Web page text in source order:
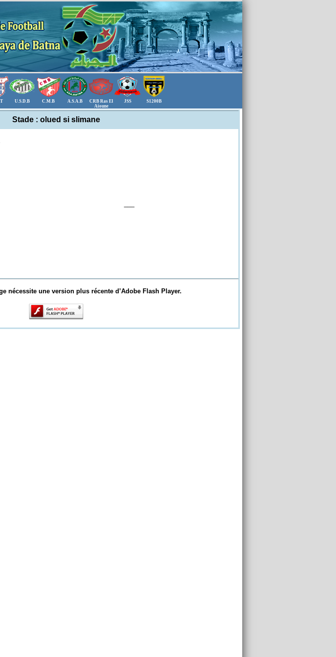
U.S.D.B C.M.B A.S.A.B
CRB Ras El
Aioune
JSS S1200B
Stade : olued si slimane
nécessite une version plus récente d’Adobe Flash Player.